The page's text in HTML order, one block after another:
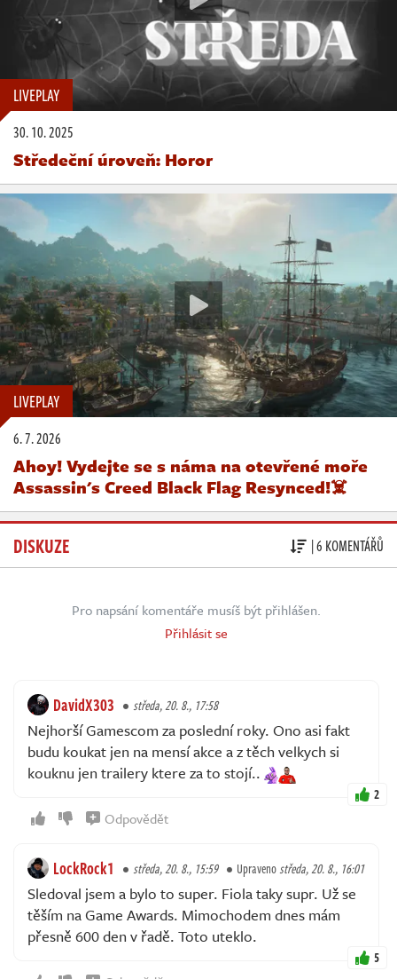
LIVEPLAY
30. 10. 2025
Středeční úroveň: Horor
LIVEPLAY
6. 7. 2026
Ahoy! Vydejte se s náma na otevřené moře
Assassin's Creed Black Flag Resynced!☠️
DISKUZE | 6 KOMENTÁŘŮ
Pro napsání komentáře musíš být přihlášen.
Přihlásit se
DavidX303 středa, 20. 8., 17:58
Nejhorší Gamescom za poslední roky. Ono asi fakt
budu koukat jen na mensí akce a z těch velkych si
kouknu jen trailery ktere za to stojí..
2
Odpovědět
LockRock1 středa, 20. 8., 15:59 Upravenostředa, 20. 8., 16:01
Sledoval jsem a bylo to super. Fiola taky supr. Už se
těším na Game Awards. Mimochodem dnes mám
přesně 600 den v řadě. Toto uteklo.
5